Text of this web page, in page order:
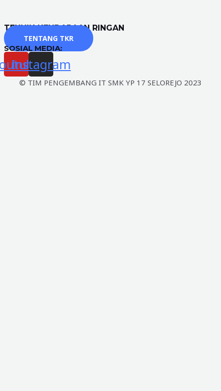
TEKNIK KENDARAAN RINGAN
TENTANG TKR
SOSIAL MEDIA:
Instagram
© TIM PENGEMBANG IT SMK YP 17 SELOREJO 2023